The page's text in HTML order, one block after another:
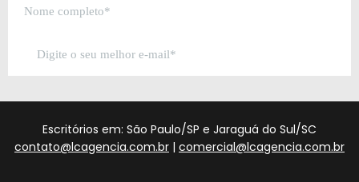
Escritórios em: São Paulo/SP e Jaraguá do Sul/SC
contato@lcagencia.com.br | comercial@lcagencia.com.br